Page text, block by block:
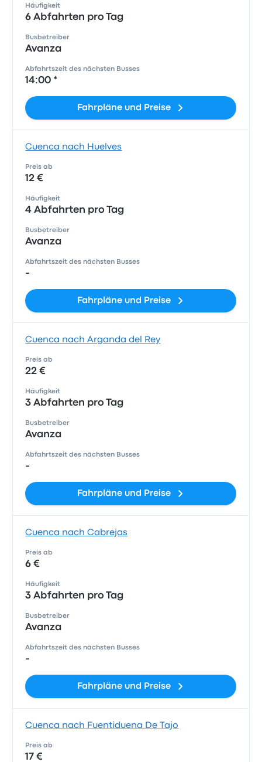
Häufigkeit
6 Abfahrten pro Tag
Busbetreiber
Avanza
Abfahrtszeit des nächsten Busses
14:00 *
Fahrpläne und Preise
Cuenca nach Huelves
Preis ab
12 €
Häufigkeit
4 Abfahrten pro Tag
Busbetreiber
Avanza
Abfahrtszeit des nächsten Busses
-
Fahrpläne und Preise
Cuenca nach Arganda del Rey
Preis ab
22 €
Häufigkeit
3 Abfahrten pro Tag
Busbetreiber
Avanza
Abfahrtszeit des nächsten Busses
-
Fahrpläne und Preise
Cuenca nach Cabrejas
Preis ab
6 €
Häufigkeit
3 Abfahrten pro Tag
Busbetreiber
Avanza
Abfahrtszeit des nächsten Busses
-
Fahrpläne und Preise
Cuenca nach Fuentiduena De Tajo
Preis ab
17 €